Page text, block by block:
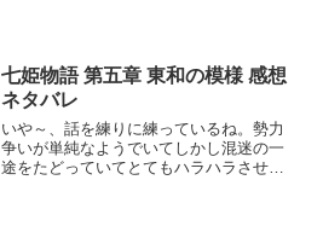
七姫物語 第五章 東和の模様 感想
ネタバレ
いや～、話を練りに練っているね。勢力
争いが単純なようでいてしかし混迷の一
途をたどっていてとてもハラハラさせら